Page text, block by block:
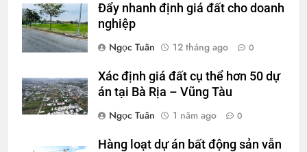
Đẩy nhanh định giá đất cho doanh
nghiệp
Ngọc Tuân
12 tháng ago 0
Xác định giá đất cụ thể hơn 50 dự
án tại Bà Rịa – Vũng Tàu
Ngọc Tuân
1 năm ago 0
Hàng loạt dự án bất động sản vẫn